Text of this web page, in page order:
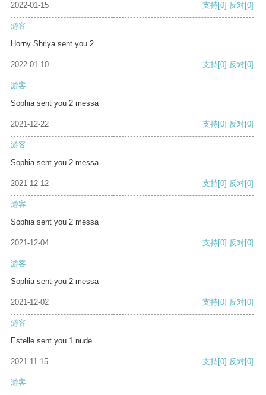
2022-01-15 支持[0] 反对[0]
游客
Horny Shriya sent you 2
2022-01-10 支持[0] 反对[0]
游客
Sophia sent you 2 messa
2021-12-22 支持[0] 反对[0]
游客
Sophia sent you 2 messa
2021-12-12 支持[0] 反对[0]
游客
Sophia sent you 2 messa
2021-12-04 支持[0] 反对[0]
游客
Sophia sent you 2 messa
2021-12-02 支持[0] 反对[0]
游客
Estelle sent you 1 nude
2021-11-15 支持[0] 反对[0]
游客